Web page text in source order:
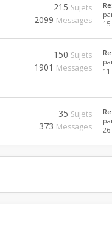
215 Sujets
2099 Messages
150 Sujets
1901 Messages
35 Sujets
373 Messages
26